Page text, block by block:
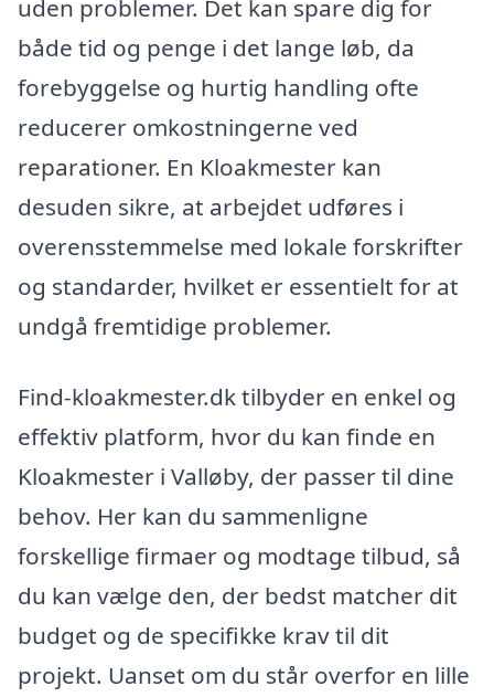
uden problemer. Det kan spare dig for
både tid og penge i det lange løb, da
forebyggelse og hurtig handling ofte
reducerer omkostningerne ved
reparationer. En Kloakmester kan
desuden sikre, at arbejdet udføres i
overensstemmelse med lokale forskrifter
og standarder, hvilket er essentielt for at
undgå fremtidige problemer.
Find-kloakmester.dk tilbyder en enkel og
effektiv platform, hvor du kan finde en
Kloakmester i Valløby, der passer til dine
behov. Her kan du sammenligne
forskellige firmaer og modtage tilbud, så
du kan vælge den, der bedst matcher dit
budget og de specifikke krav til dit
projekt. Uanset om du står overfor en lille